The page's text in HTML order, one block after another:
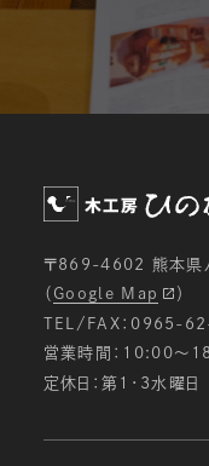
〒869-4602 熊本県
（ Google Map
）
TEL/FAX：0965-
営業時間：10:00〜
定休日：第1・3水曜日